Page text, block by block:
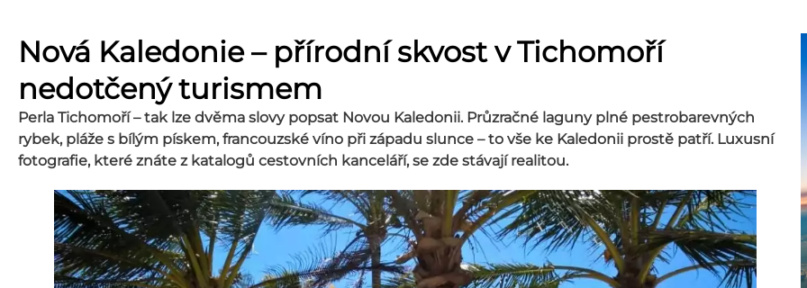
Nová Kaledonie – přírodní skvost v Tichomoří
nedotčený turismem
Perla Tichomoří – tak lze dvěma slovy popsat Novou Kaledonii. Průzračné laguny plné pestrobarevných
rybek, pláže s bílým pískem, francouzské víno při západu slunce – to vše ke Kaledonii prostě patří. Luxusní
fotografie, které znáte z katalogů cestovních kanceláří, se zde stávají realitou.